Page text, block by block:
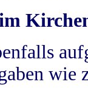
wie